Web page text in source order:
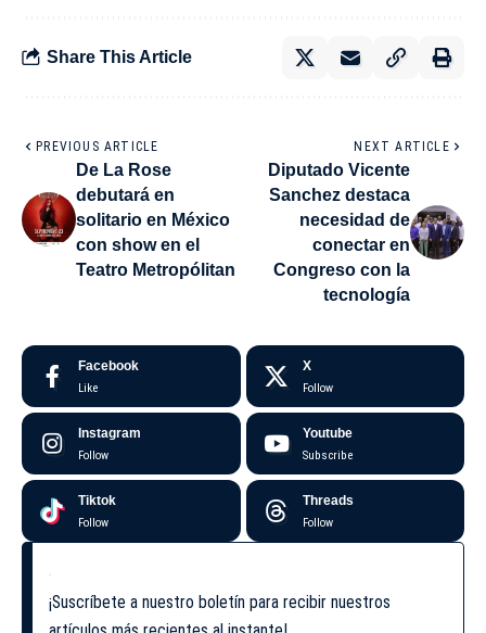
Share This Article
PREVIOUS ARTICLE
De La Rose
debutará en
solitario en México
con show en el
Teatro Metropólitan
NEXT ARTICLE
Diputado Vicente
Sanchez destaca
necesidad de
conectar en
Congreso con la
tecnología
Facebook
Like
X
Follow
Instagram
Follow
Youtube
Subscribe
Tiktok
Follow
Threads
Follow
¡Suscríbete a nuestro boletín para recibir nuestros